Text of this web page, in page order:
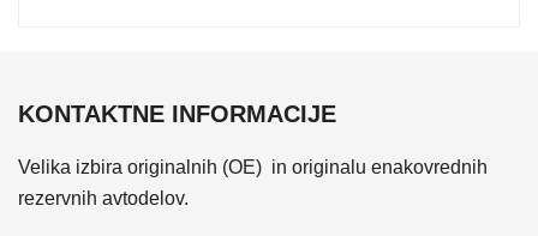
KONTAKTNE INFORMACIJE
Velika izbira originalnih (OE) in originalu enakovrednih
rezervnih avtodelov.